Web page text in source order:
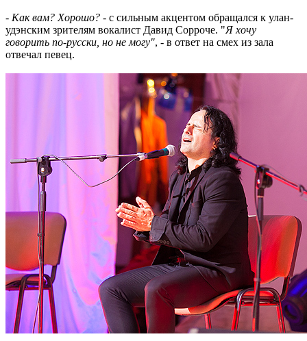
- Как вам? Хорошо? - с сильным акцентом обращался к улан-
удэнским зрителям вокалист Давид Сорроче. "Я хочу
говорить по-русски, но не могу", - в ответ на смех из зала
отвечал певец.